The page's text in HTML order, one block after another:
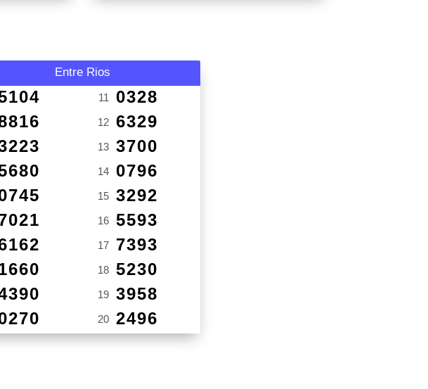
Entre Rios
11 0328
12 6329
13 3700
14 0796
15 3292
16 5593
17 7393
18 5230
19 3958
20 2496